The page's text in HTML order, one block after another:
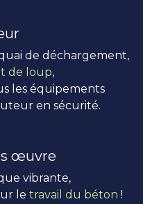
de déchargement,
de loup,
les équipements
en sécurité.
œuvre
vibrante,
le travail du béton !